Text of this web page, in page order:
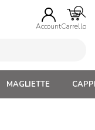
AccountCarrello
MAGLIETTE